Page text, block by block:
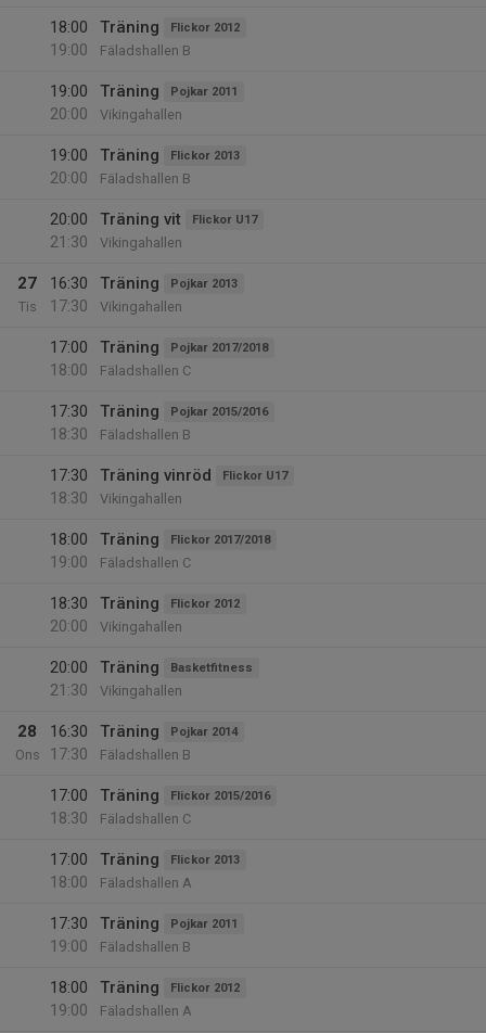
18:00
19:00
Träning Flickor 2012
Fäladshallen B
19:00
20:00
Träning Pojkar 2011
Vikingahallen
19:00
20:00
Träning Flickor 2013
Fäladshallen B
20:00
21:30
Träning vit Flickor U17
Vikingahallen
27
Tis
16:30
17:30
Träning Pojkar 2013
Vikingahallen
17:00
18:00
Träning Pojkar 2017/2018
Fäladshallen C
17:30
18:30
Träning Pojkar 2015/2016
Fäladshallen B
17:30
18:30
Träning vinröd Flickor U17
Vikingahallen
18:00
19:00
Träning Flickor 2017/2018
Fäladshallen C
18:30
20:00
Träning Flickor 2012
Vikingahallen
20:00
21:30
Träning Basketfitness
Vikingahallen
28
Ons
16:30
17:30
Träning Pojkar 2014
Fäladshallen B
17:00
18:30
Träning Flickor 2015/2016
Fäladshallen C
17:00
18:00
Träning Flickor 2013
Fäladshallen A
17:30
19:00
Träning Pojkar 2011
Fäladshallen B
18:00
19:00
Träning Flickor 2012
Fäladshallen A